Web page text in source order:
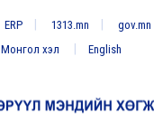
ERP 1313.mn
gov.mn
Монгол хэл English